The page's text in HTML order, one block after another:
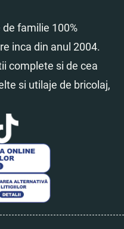
familie 100%
inca din anul 2004.
complete si de cea
si utilaje de bricolaj,